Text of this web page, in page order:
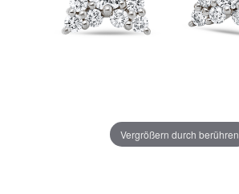
Vergrößern durch berühren